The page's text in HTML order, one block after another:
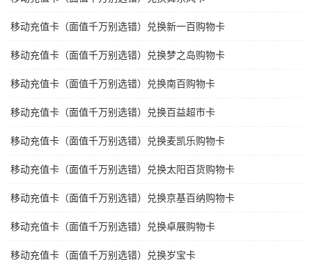
移动充值卡（面值千万别选错）兑换新一百购物卡
移动充值卡（面值千万别选错）兑换梦之岛购物卡
移动充值卡（面值千万别选错）兑换南百购物卡
移动充值卡（面值千万别选错）兑换百益超市卡
移动充值卡（面值千万别选错）兑换麦凯乐购物卡
移动充值卡（面值千万别选错）兑换太阳百货购物卡
移动充值卡（面值千万别选错）兑换京基百纳购物卡
移动充值卡（面值千万别选错）兑换卓展购物卡
移动充值卡（面值千万别选错）兑换岁宝卡